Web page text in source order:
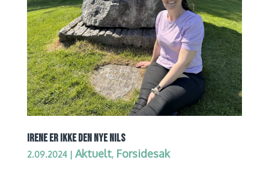
IRENE ER IKKE DEN NYE NILS
2.09.2024| Aktuelt, Forsidesak